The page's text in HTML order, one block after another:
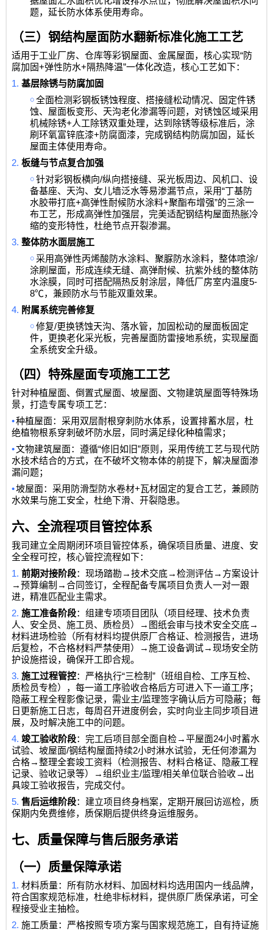
题，延长防水体系使用寿命。
（三）钢结构屋面防水翻新标准化施工工艺
适用于工业厂房、仓库等彩钢屋面、金属屋面，核心实现“防
腐加固+弹性防水+隔热降温”一体化改造，核心工艺如下：
1.基层除锈与防腐加固
￮ 全面检测彩钢板锈蚀程度、搭接缝松动情况、固定件锈
蚀、屋面板变形、天沟老化渗漏等问题，对锈蚀区域采用
机械除锈+人工除锈双重处理，达到除锈等级标准后，涂
刷环氧富锌底漆+ 防腐面漆，完成钢结构防腐加固，延长
屋面主体使用寿命。
2.板缝与节点复合加强
￮ 针对彩钢板横向/纵向搭接缝、采光板周边、风机口、设
备基座、天沟、女儿墙泛水等易渗漏节点，采用“丁基防
水胶带打底+高弹性耐候防水涂料+聚酯布增强”的三涂一
布工艺，形成高弹性加强层，完美适配钢结构屋面热胀冷
缩的变形特性，杜绝节点开裂渗漏。
3.整体防水面层施工
￮ 采用高弹性丙烯酸防水涂料、聚脲防水涂料，整体喷涂/
涂刷屋面，形成连续无缝、高弹耐候、抗紫外线的整体防
水涂膜，同时可搭配隔热反射涂层，降低厂房室内温度5-
8℃，兼顾防水与节能双重效果。
4. 附属系统完善修复
￮ 修复/更换锈蚀天沟、落水管，加固松动的屋面板固定
件，更换老化采光板，完善屋面防雷接地系统，实现屋面
全系统安全升级。
（四）特殊屋面专项施工工艺
针对种植屋面、倒置式屋面、坡屋面、文物建筑屋面等特殊场
景，打造专属专项工艺：
•种植屋面：采用双层耐根穿刺防水体系，设置排蓄水层，杜
绝植物根系穿刺破坏防水层，同时满足绿化种植需求；
•文物建筑屋面：遵循“修旧如旧”原则，采用传统工艺与现代防
水技术结合的方式，在不破坏文物本体的前提下，解决屋面渗
漏问题；
•坡屋面：采用防滑型防水卷材+瓦材固定的复合工艺，兼顾防
水效果与施工安全，杜绝下滑、开裂隐患。
六、全流程项目管控体系
我司建立全周期闭环项目管控体系，确保项目质量、进度、安
全全程可控，核心管控流程如下：
1.前期对接阶段：现场踏勘 →技术交底→检测评估→ 方案设计
→预算编制 →合同签订，全程配备专属项目负责人一对一跟
进，精准匹配业主需求。
2.施工准备阶段：组建专项项目团队（项目经理、技术负责
人、安全员、施工员、质检员）
→ 图纸会审与技术安全交底→
材料进场检验（所有材料均提供原厂合格证、检测报告，进场
后复检，不合格材料严禁使用）
→施工设备调试→现场安全防
护设施搭设，确保开工即合规。
3.施工过程管控：严格执行“三检制” （班组自检、工序互检、
质检员专检），每一道工序验收合格后方可进入下一道工序；
隐蔽工程全程影像记录，需业主/监理签字确认后方可隐蔽；每
日更新施工日志，每周召开进度例会，实时向业主同步项目进
展，及时解决施工中的问题。
4.竣工验收阶段：完工后项目部全面自检→平屋面24小时蓄水
试验、坡屋面/钢结构屋面持续2小时淋水试验，无任何渗漏为
合格→整理全套竣工资料（检测报告、材料合格证、隐蔽工程
记录、验收记录等）
→组织业主/监理/相关单位联合验收→ 出
具竣工验收报告，完成交付。
5.售后运维阶段：建立项目终身档案，定期开展回访巡检，质
保期内免费维修，质保期后提供终身运维服务。
七、质量保障与售后服务承诺
（一）质量保障承诺
1.材料质量：所有防水材料、加固材料均选用国内一线品牌，
符合国家规范标准，杜绝非标材料，提供原厂质保承诺，可全
程接受业主抽检。
2.施工质量：严格按照专项方案与国家规范施工，自有持证施